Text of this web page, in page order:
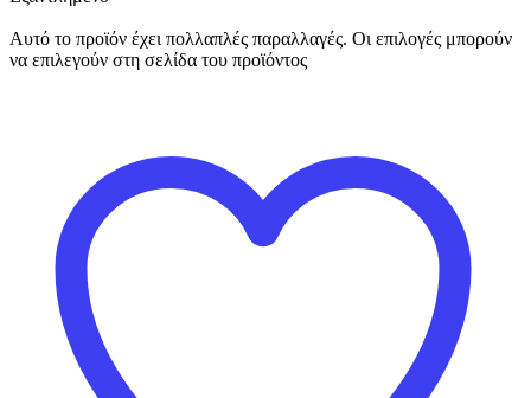
Αυτό το προϊόν έχει πολλαπλές παραλλαγές. Οι επιλογές μπορούν
να επιλεγούν στη σελίδα του προϊόντος